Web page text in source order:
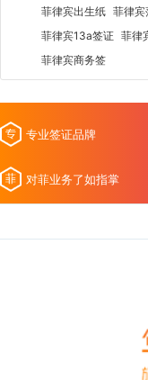
菲律宾出生纸 菲律宾
菲律宾13a签证 菲律
菲律宾商务签
专业签证品牌
对菲业务了如指掌